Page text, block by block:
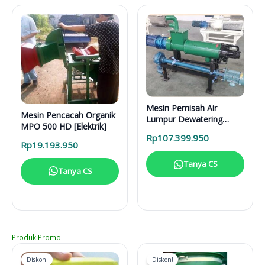
Mesin Pencacah Organik
MPO 500 HD [Elektrik]
Rp19.193.950
Tanya CS
Mesin Pemisah Air
Lumpur Dewatering
Rp107.399.950
Tanya CS
Produk Promo
Diskon! Diskon!